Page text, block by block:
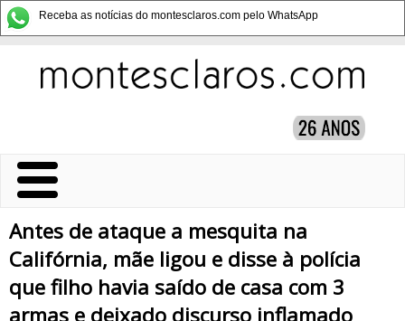
Receba as notícias do montesclaros.com pelo WhatsApp
Antes de ataque a mesquita na
Califórnia, mãe ligou e disse à polícia
que filho havia saído de casa com 3
armas e deixado discurso inflamado